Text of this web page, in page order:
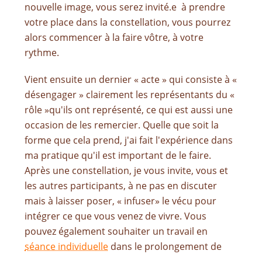
nouvelle image, vous serez invité.e à prendre
votre place dans la constellation, vous pourrez
alors commencer à la faire vôtre, à votre
rythme.
Vient ensuite un dernier « acte » qui consiste à «
désengager » clairement les représentants du «
rôle »qu'ils ont représenté, ce qui est aussi une
occasion de les remercier. Quelle que soit la
forme que cela prend, j'ai fait l'expérience dans
ma pratique qu'il est important de le faire.
Après une constellation, je vous invite, vous et
les autres participants, à ne pas en discuter
mais à laisser poser, « infuser» le vécu pour
intégrer ce que vous venez de vivre. Vous
pouvez également souhaiter un travail en
séance individuelle dans le prolongement de